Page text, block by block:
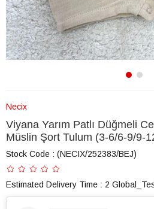
Necix
Viyana Yarım Patlı Düğmeli
Müslin Şort Tulum (3-6/6-9/9-
Stock Code (NECIX/252383/BEJ)
Estimated Delivery Time : 2